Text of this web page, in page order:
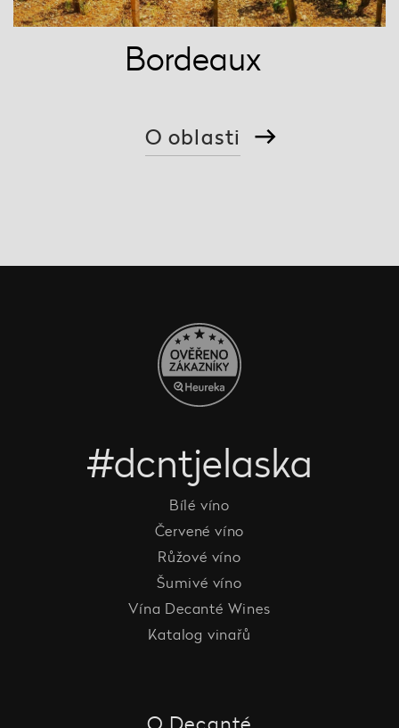
Bordeaux
O oblasti
#dcntjelaska
Bílé víno
Červené víno
Růžové víno
Šumivé víno
Vína Decanté Wines
Katalog vinařů